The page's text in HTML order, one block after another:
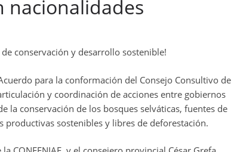
nacionalidades
conservación y desarrollo sostenible!
para la conformación del Consejo Consultivo de
y coordinación de acciones entre gobiernos
la conservación de los bosques selváticas, fuentes de
sostenibles y libres de deforestación.